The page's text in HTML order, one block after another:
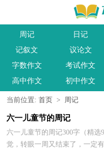
周记 日记
记叙文
议论文
字数作文
考试作文
高中作文
初中作文
当前位置: 首页 > 周记
六一儿童节的周记
六一儿童节的周记300字（精
觉，转眼一周又结束了，一定